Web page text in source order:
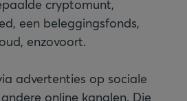
cryptomunt,
een beleggingsfonds,
enzovoort.
advertenties op sociale
online kanalen. Die